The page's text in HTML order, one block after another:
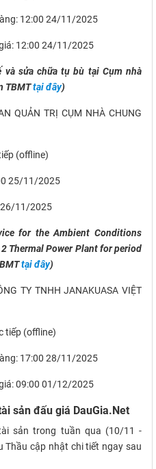
12:00 24/11/2025
12:00 24/11/2025
sửa chữa tụ bù tại Cụm nhà
TBMTtại đây)
QUẢN TRỊ CỤM NHÀ CHUNG
(offline)
25/11/2025
26/11/2025
for the Ambient Conditions
Thermal Power Plant for period
tại đây)
TY TNHH JANAKUASA VIỆT
tiếp (offline)
17:00 28/11/2025
09:00 01/12/2025
sản đấu giá DauGia.Net
sản trong tuần qua (10/11 -
Thầu cập nhật chi tiết ngay sau